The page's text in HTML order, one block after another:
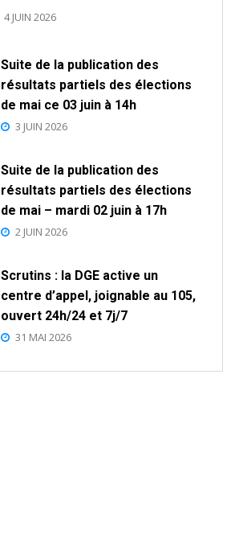
4 JUIN 2026
Suite de la publication des
résultats partiels des élections
de mai ce 03 juin à 14h
3 JUIN 2026
Suite de la publication des
résultats partiels des élections
de mai – mardi 02 juin à 17h
2 JUIN 2026
Scrutins : la DGE active un
centre d’appel, joignable au 105,
ouvert 24h/24 et 7j/7
31 MAI 2026